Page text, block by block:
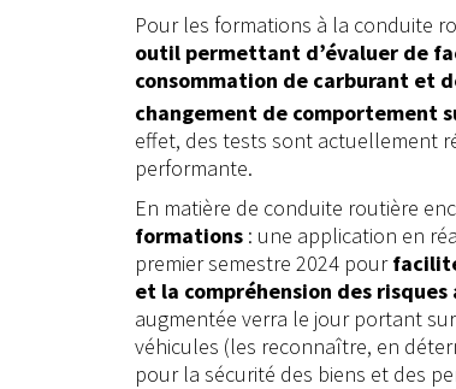
Pour les formations à la conduite
outil permettant d’évaluer de
consommation de carburant et
changement de comportement
effet, des tests sont actuellement
performante.
En matière de conduite routière
formations : une application en
premier semestre 2024 pour
et la compréhension des risques
augmentée verra le jour portant
véhicules (les reconnaître, en
pour la sécurité des biens et des